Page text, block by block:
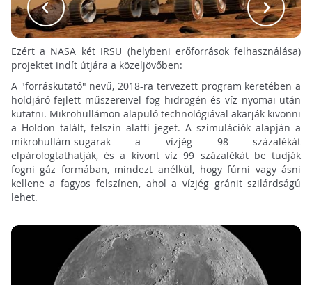
Ezért a NASA két IRSU (helybeni erőforrások felhasználása)
projektet indít útjára a közeljövőben:
A "forráskutató" nevű, 2018-ra tervezett program keretében a
holdjáró fejlett műszereivel fog hidrogén és víz nyomai után
kutatni. Mikrohullámon alapuló technológiával akarják kivonni
a Holdon talált, felszín alatti jeget. A szimulációk alapján a
mikrohullám-sugarak a vízjég 98 százalékát
elpárologtathatják, és a kivont víz 99 százalékát be tudják
fogni gáz formában, mindezt anélkül, hogy fúrni vagy ásni
kellene a fagyos felszínen, ahol a vízjég gránit szilárdságú
lehet.